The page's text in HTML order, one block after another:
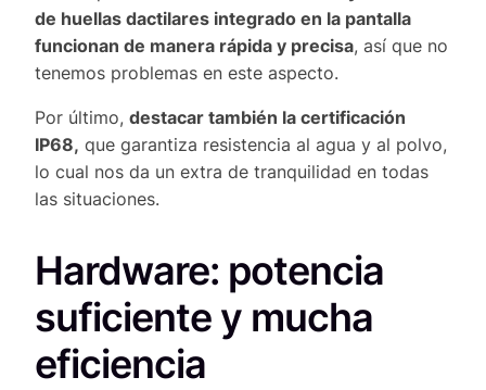
de huellas dactilares integrado en la pantalla
funcionan de manera rápida y precisa, así que no
tenemos problemas en este aspecto.
Por último, destacar también la certificación
IP68, que garantiza resistencia al agua y al polvo,
lo cual nos da un extra de tranquilidad en todas
las situaciones.
Hardware: potencia
suficiente y mucha
eficiencia